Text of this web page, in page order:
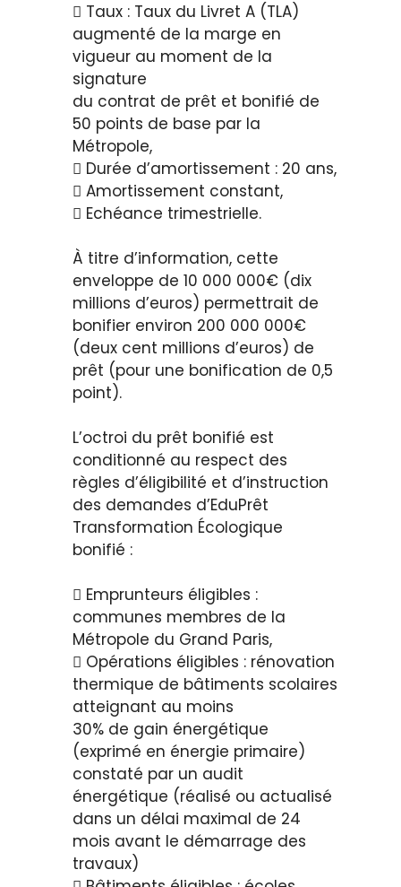
 Taux : Taux du Livret A (TLA)
augmenté de la marge en
vigueur au moment de la
signature
du contrat de prêt et bonifié de
50 points de base par la
Métropole,
 Durée d’amortissement : 20 ans,
 Amortissement constant,
 Echéance trimestrielle.
À titre d’information, cette
enveloppe de 10 000 000€ (dix
millions d’euros) permettrait de
bonifier environ 200 000 000€
(deux cent millions d’euros) de
prêt (pour une bonification de 0,5
point).
L’octroi du prêt bonifié est
conditionné au respect des
règles d’éligibilité et d’instruction
des demandes d’EduPrêt
Transformation Écologique
bonifié :
 Emprunteurs éligibles :
communes membres de la
Métropole du Grand Paris,
 Opérations éligibles : rénovation
thermique de bâtiments scolaires
atteignant au moins
30% de gain énergétique
(exprimé en énergie primaire)
constaté par un audit
énergétique (réalisé ou actualisé
dans un délai maximal de 24
mois avant le démarrage des
travaux)